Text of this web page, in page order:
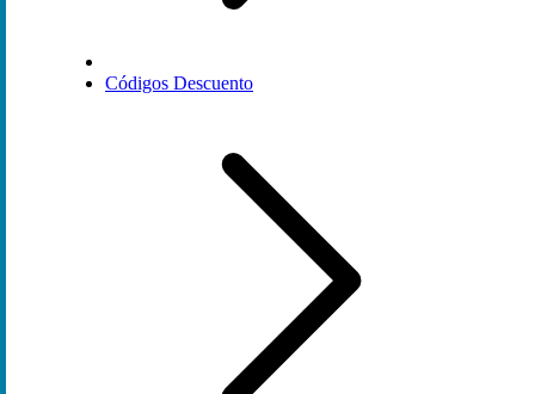
Códigos Descuento